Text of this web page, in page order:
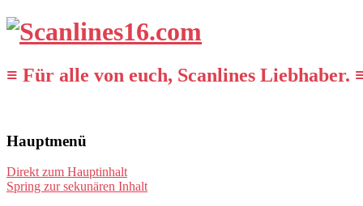
≡ Für alle von euch, Scanlines Liebhaber.
Hauptmenü
Direkt zum Hauptinhalt
Spring zur sekunären Inhalt